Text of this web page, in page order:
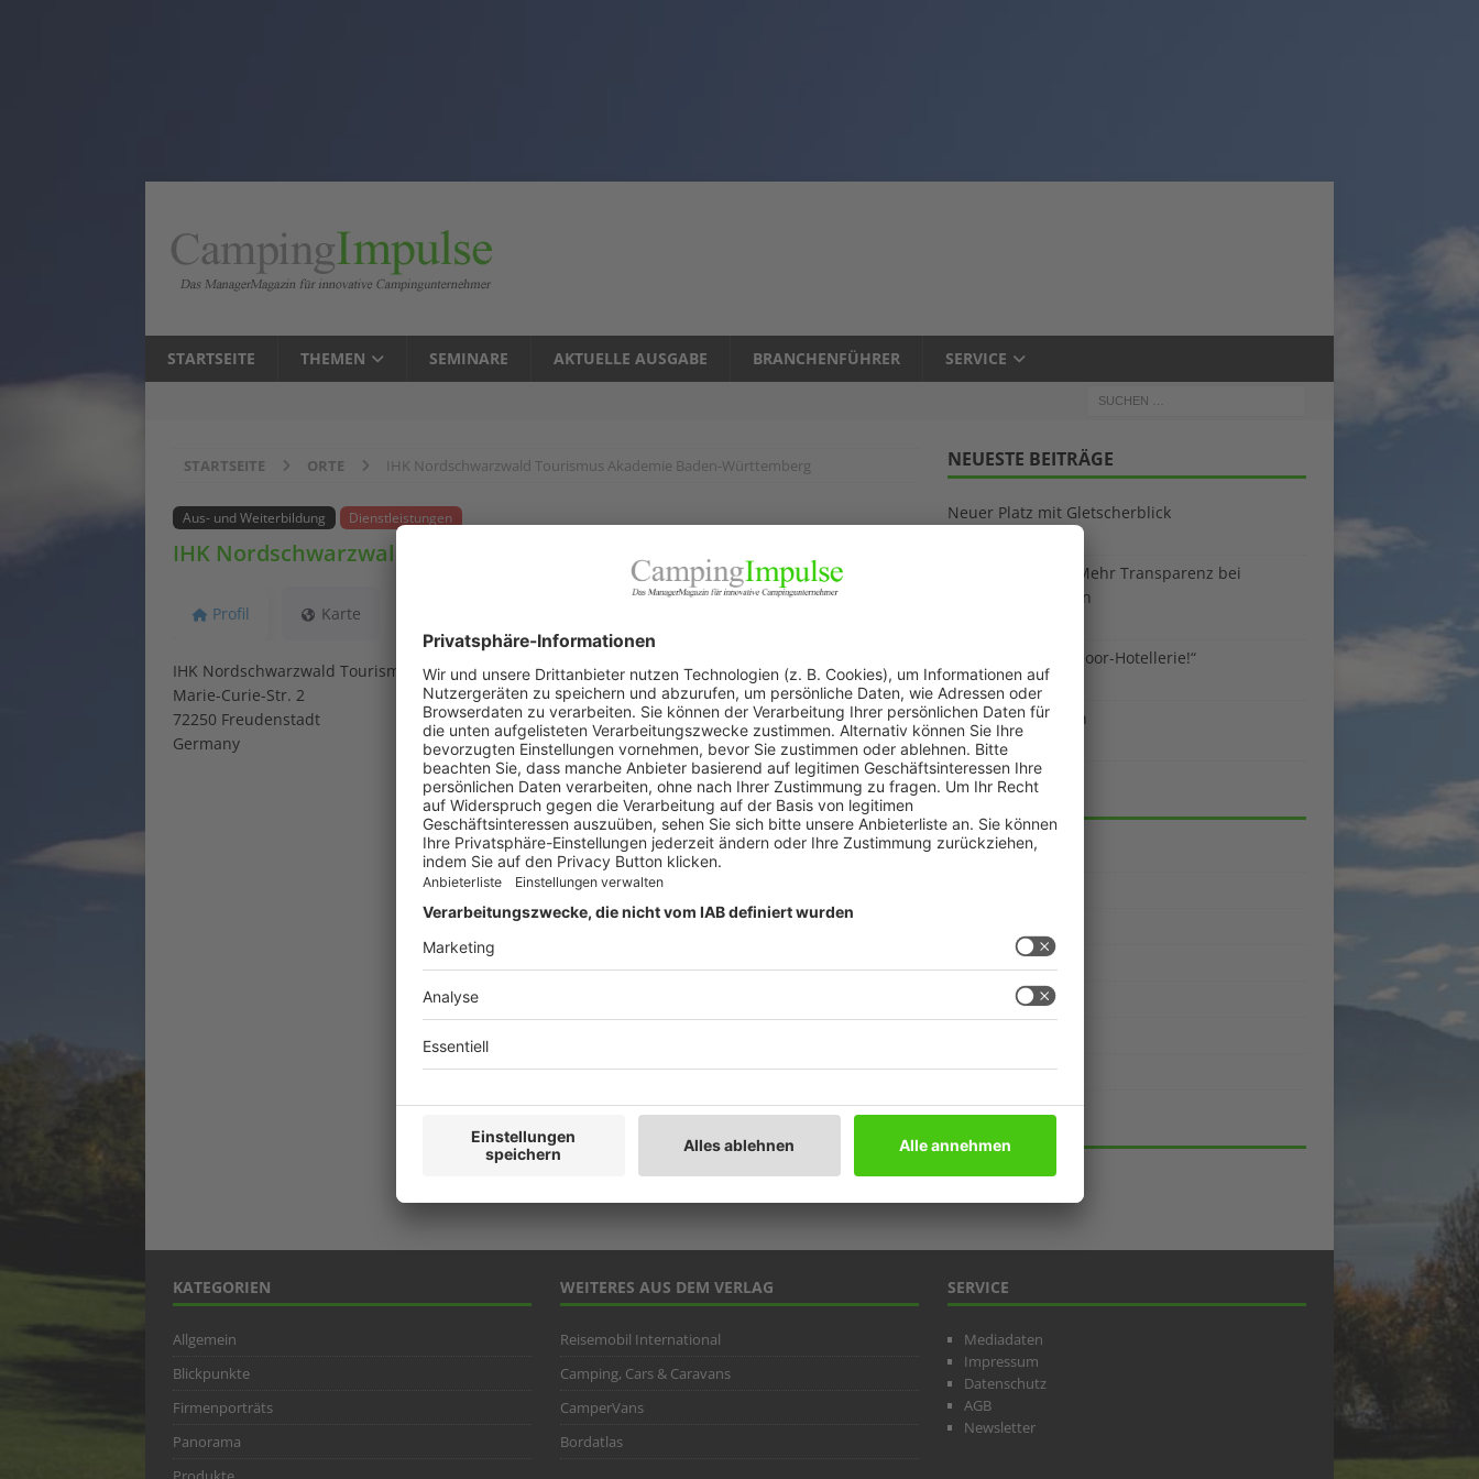
STARTSEITE THEMEN SEMINARE AKTUELLE AUSGABE BRANCHENFÜHRER SERVICE
STARTSEITE ORTE IHK Nordschwarzwald Tourismus Akademie Baden-Württemberg
Aus- und Weiterbildung Dienstleistungen
IHK Nordschwarzwald Tourismus Akademie Baden-Württemberg
Profil Karte
IHK Nordschwarzwald Tourismus Akademie Baden-Württemberg
Marie-Curie-Str. 2
72250 Freudenstadt
Germany
NEUESTE BEITRÄGE
Neuer Platz mit Gletscherblick
Neue EU-Regeln: Mehr Transparenz bei
Ferienunterkünften
„Wir sind die Outdoor-Hotellerie!“
1. August 2026
Akku gegen Benzin
29. Juli 2026
KATEGORIEN
Allgemein
Panorama
Weitblick
KATEGORIEN
Allgemein
Blickpunkte
Firmenporträts
Panorama
WEITERES AUS DEM VERLAG
Reisemobil International
Camping, Cars & Caravans
CamperVans
Bordatlas
SERVICE
Mediadaten
Impressum
Datenschutz
AGB
Newsletter